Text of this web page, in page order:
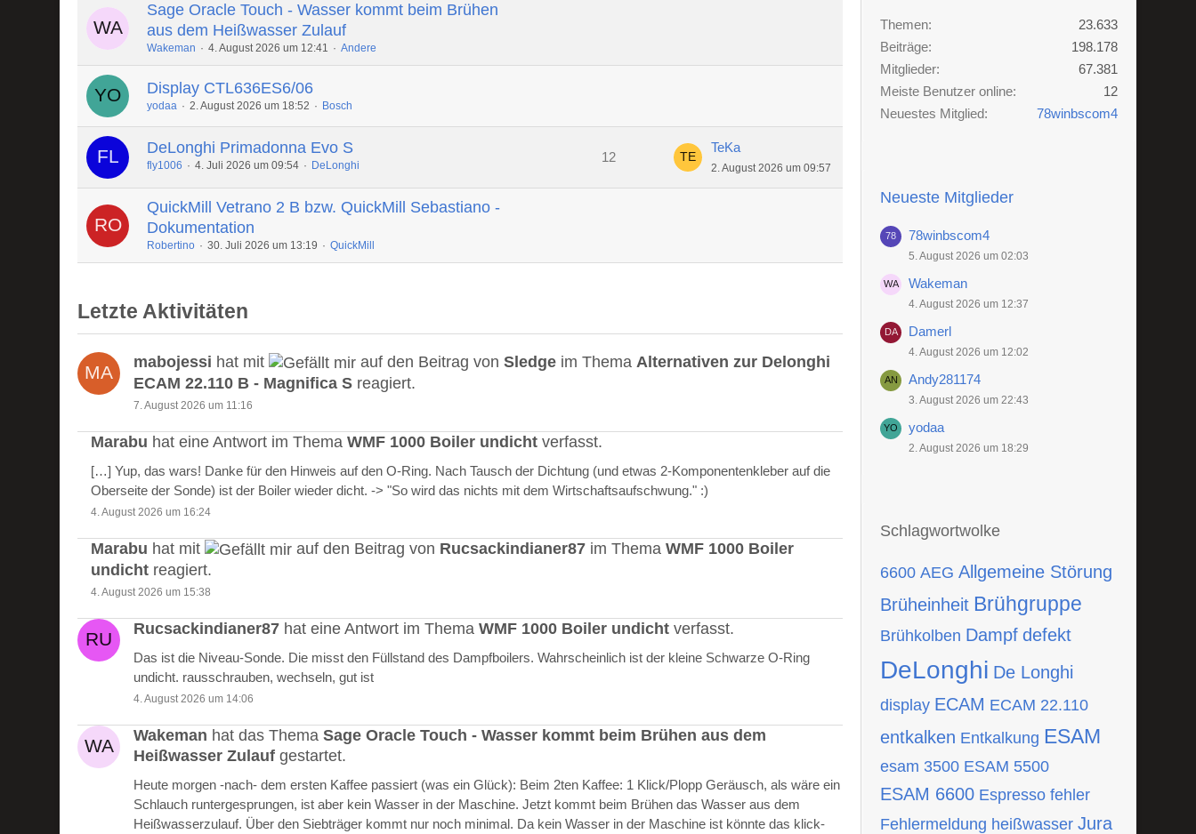
Sage Oracle Touch - Wasser kommt beim Brühen
aus dem Heißwasser Zulauf
Wakeman 4. August 2026 um 12:41 Andere
Display CTL636ES6/06
yodaa 2. August 2026 um 18:52 Bosch
DeLonghi Primadonna Evo S
fly1006 4. Juli 2026 um 09:54 DeLonghi
12
TeKa
2. August 2026 um 09:57
QuickMill Vetrano 2 B bzw. QuickMill Sebastiano -
Dokumentation
Robertino 30. Juli 2026 um 13:19 QuickMill
Letzte Aktivitäten
mabojessi hat mit auf den Beitrag vonSledge im ThemaAlternativen zur Delonghi
ECAM 22.110 B - Magnifica S reagiert.
7. August 2026 um 11:16
Marabu hat eine Antwort im ThemaWMF 1000 Boiler undicht verfasst.
[…] Yup, das wars! Danke für den Hinweis auf den O-Ring. Nach Tausch der Dichtung (und etwas 2-Komponentenkleber auf die
Oberseite der Sonde) ist der Boiler wieder dicht. -> "So wird das nichts mit dem Wirtschaftsaufschwung." :)
4. August 2026 um 16:24
Marabu hat mit auf den Beitrag von Rucsackindianer87 im ThemaWMF 1000 Boiler
undicht reagiert.
4. August 2026 um 15:38
Rucsackindianer87 hat eine Antwort im ThemaWMF 1000 Boiler undicht verfasst.
Das ist die Niveau-Sonde. Die misst den Füllstand des Dampfboilers. Wahrscheinlich ist der kleine Schwarze O-Ring
undicht. rausschrauben, wechseln, gut ist
4. August 2026 um 14:06
Wakeman hat das ThemaSage Oracle Touch - Wasser kommt beim Brühen aus dem
Heißwasser Zulauf gestartet.
Heute morgen -nach- dem ersten Kaffee passiert (was ein Glück): Beim 2ten Kaffee: 1 Klick/Plopp Geräusch, als wäre ein
Schlauch runtergesprungen, ist aber kein Wasser in der Maschine. Jetzt kommt beim Brühen das Wasser aus dem
Heißwasserzulauf. Über den Siebträger kommt nur noch minimal. Da kein Wasser in der Maschine ist könnte das klick-
Themen
23.633
Beiträge
198.178
Mitglieder
67.381
Meiste Benutzer online
12
Neuestes Mitglied
78winbscom4
Neueste Mitglieder
78winbscom4
5. August 2026 um 02:03
Wakeman
4. August 2026 um 12:37
Damerl
4. August 2026 um 12:02
Andy281174
3. August 2026 um 22:43
yodaa
2. August 2026 um 18:29
Schlagwortwolke
6600 AEG Allgemeine Störung
Brüheinheit Brühgruppe
Brühkolben Dampf defekt
DeLonghi De Longhi
display ECAM ECAM 22.110
entkalken Entkalkung ESAM
esam 3500 ESAM 5500
ESAM 6600 Espresso fehler
Fehlermeldung heißwasser Jura